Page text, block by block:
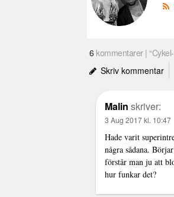
6 kommentarer |
Skriv kommentar
Malin skriver:
3 Aug 2017 kl. 10:47
Hade varit
några sådana.
förstår man ju att
hur funkar det?